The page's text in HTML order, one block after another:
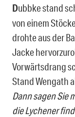
Dubbke stand
von einem
drohte aus der
Jacke
Vorwärtsdrang
Stand Wengath
Dann sagen Sie
die Lychener